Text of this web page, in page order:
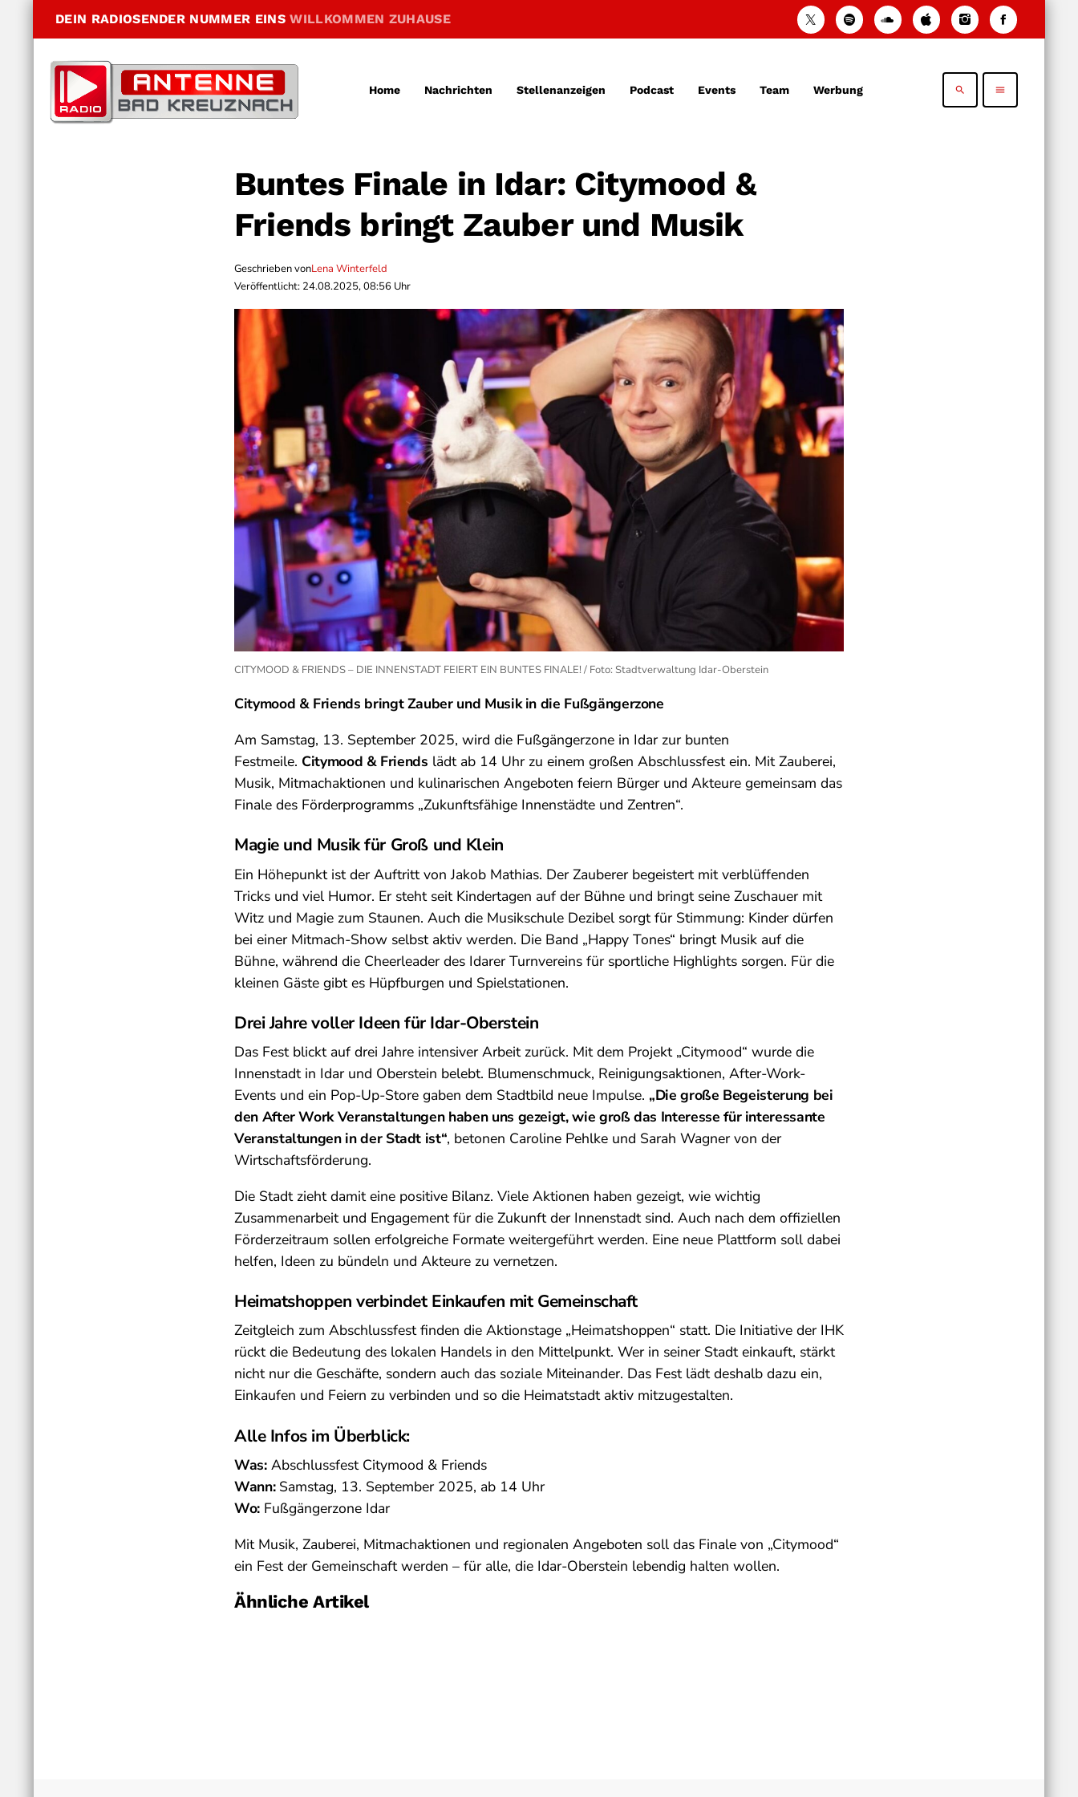
DEIN RADIOSENDER NUMMER EINSWILLKOMMEN ZUHAUSE
Home Nachrichten Stellenanzeigen Podcast Events Team Werbung search menu
Buntes Finale in Idar: Citymood &
Friends bringt Zauber und Musik
Geschrieben vonLena Winterfeld
Veröffentlicht: 24.08.2025, 08:56 Uhr
CITYMOOD & FRIENDS – DIE INNENSTADT FEIERT EIN BUNTES FINALE! / Foto: Stadtverwaltung Idar-Oberstein
Citymood & Friends bringt Zauber und Musik in die Fußgängerzone
Am Samstag, 13. September 2025, wird die Fußgängerzone in Idar zur bunten
Festmeile. Citymood & Friends lädt ab 14 Uhr zu einem großen Abschlussfest ein. Mit Zauberei,
Musik, Mitmachaktionen und kulinarischen Angeboten feiern Bürger und Akteure gemeinsam das
Finale des Förderprogramms „Zukunftsfähige Innenstädte und Zentren“.
Magie und Musik für Groß und Klein
Ein Höhepunkt ist der Auftritt von Jakob Mathias. Der Zauberer begeistert mit verblüffenden
Tricks und viel Humor. Er steht seit Kindertagen auf der Bühne und bringt seine Zuschauer mit
Witz und Magie zum Staunen. Auch die Musikschule Dezibel sorgt für Stimmung: Kinder dürfen
bei einer Mitmach-Show selbst aktiv werden. Die Band „Happy Tones“ bringt Musik auf die
Bühne, während die Cheerleader des Idarer Turnvereins für sportliche Highlights sorgen. Für die
kleinen Gäste gibt es Hüpfburgen und Spielstationen.
Drei Jahre voller Ideen für Idar-Oberstein
Das Fest blickt auf drei Jahre intensiver Arbeit zurück. Mit dem Projekt „Citymood“ wurde die
Innenstadt in Idar und Oberstein belebt. Blumenschmuck, Reinigungsaktionen, After-Work-
Events und ein Pop-Up-Store gaben dem Stadtbild neue Impulse. „Die große Begeisterung bei
den After Work Veranstaltungen haben uns gezeigt, wie groß das Interesse für interessante
Veranstaltungen in der Stadt ist“, betonen Caroline Pehlke und Sarah Wagner von der
Wirtschaftsförderung.
Die Stadt zieht damit eine positive Bilanz. Viele Aktionen haben gezeigt, wie wichtig
Zusammenarbeit und Engagement für die Zukunft der Innenstadt sind. Auch nach dem offiziellen
Förderzeitraum sollen erfolgreiche Formate weitergeführt werden. Eine neue Plattform soll dabei
helfen, Ideen zu bündeln und Akteure zu vernetzen.
Heimatshoppen verbindet Einkaufen mit Gemeinschaft
Zeitgleich zum Abschlussfest finden die Aktionstage „Heimatshoppen“ statt. Die Initiative der IHK
rückt die Bedeutung des lokalen Handels in den Mittelpunkt. Wer in seiner Stadt einkauft, stärkt
nicht nur die Geschäfte, sondern auch das soziale Miteinander. Das Fest lädt deshalb dazu ein,
Einkaufen und Feiern zu verbinden und so die Heimatstadt aktiv mitzugestalten.
Alle Infos im Überblick:
Was:Abschlussfest Citymood & Friends
Wann:Samstag, 13. September 2025, ab 14 Uhr
Wo:Fußgängerzone Idar
Mit Musik, Zauberei, Mitmachaktionen und regionalen Angeboten soll das Finale von „Citymood“
ein Fest der Gemeinschaft werden – für alle, die Idar-Oberstein lebendig halten wollen.
Ähnliche Artikel